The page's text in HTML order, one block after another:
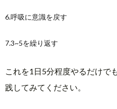
6.呼吸に意識を戻す
7.3~5を繰り返す
これを1日5分程度やるだけで
践してみてください。